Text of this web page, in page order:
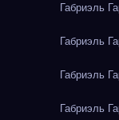
Габриэль
Габриэль
Габриэль
Габриэль